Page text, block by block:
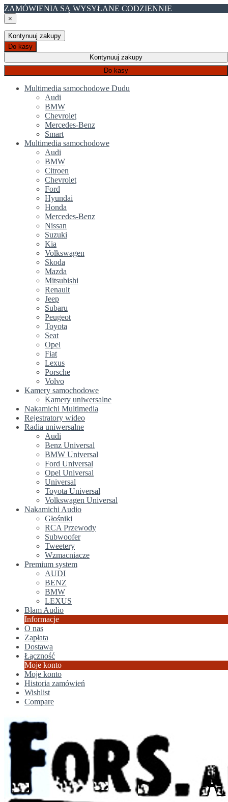
ZAMÓWIENIA SĄ WYSYŁANE CODZIENNIE
×
Kontynuuj zakupy
Do kasy
Kontynuuj zakupy
Do kasy
Multimedia samochodowe Dudu
Audi
BMW
Chevrolet
Mercedes-Benz
Smart
Multimedia samochodowe
Audi
BMW
Citroen
Chevrolet
Ford
Hyundai
Honda
Mercedes-Benz
Nissan
Suzuki
Kia
Volkswagen
Skoda
Mazda
Mitsubishi
Renault
Jeep
Subaru
Peugeot
Toyota
Seat
Opel
Fiat
Lexus
Porsche
Volvo
Kamery samochodowe
Kamery uniwersalne
Nakamichi Multimedia
Rejestratory wideo
Radia uniwersalne
Audi
Benz Universal
BMW Universal
Ford Universal
Opel Universal
Universal
Toyota Universal
Volkswagen Universal
Nakamichi Audio
Głośniki
RCA Przewody
Subwoofer
Tweetery
Wzmacniacze
Premium system
AUDI
BENZ
BMW
LEXUS
Blam Audio
Informacje
O nas
Zapłata
Dostawa
Łączność
Moje konto
Moje konto
Historia zamówień
Wishlist
Compare